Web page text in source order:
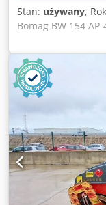
Stan: używany,
Bomag BW 154
2014, liczba
[55,4 kW/75 KM],
asfaltu Bomag,
masa: 7300 kg,
leasingu lub
Dodatkowe
internetowej.
wcześniejszej
Możliwość
uzyskania
Tobiasem Ebertem.